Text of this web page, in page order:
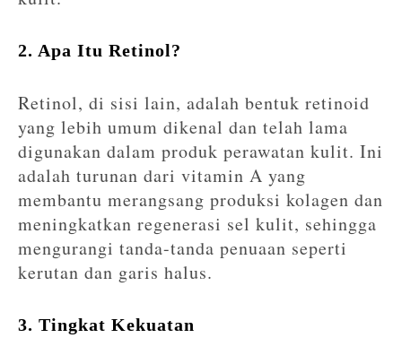
2. Apa Itu Retinol?
Retinol, di sisi lain, adalah bentuk retinoid
yang lebih umum dikenal dan telah lama
digunakan dalam produk perawatan kulit. Ini
adalah turunan dari vitamin A yang
membantu merangsang produksi kolagen dan
meningkatkan regenerasi sel kulit, sehingga
mengurangi tanda-tanda penuaan seperti
kerutan dan garis halus.
3. Tingkat Kekuatan